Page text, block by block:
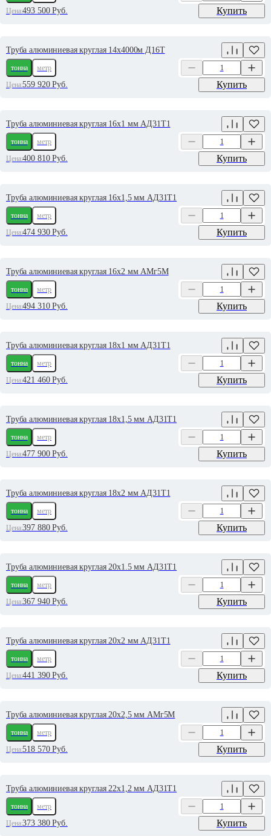
Цена:493 500Руб. Купить
Труба алюминиевая круглая 14х4000м Д16Т
тонна
метр
Цена:559 920Руб. Купить
Труба алюминиевая круглая 16х1 мм АД31Т1
тонна
метр
Цена:400 810Руб. Купить
Труба алюминиевая круглая 16х1,5 мм АД31Т1
тонна
метр
Цена:474 930Руб. Купить
Труба алюминиевая круглая 16х2 мм АМг5М
тонна
метр
Цена:494 310Руб. Купить
Труба алюминиевая круглая 18х1 мм АД31Т1
тонна
метр
Цена:421 460Руб. Купить
Труба алюминиевая круглая 18х1,5 мм АД31Т1
тонна
метр
Цена:477 900Руб. Купить
Труба алюминиевая круглая 18х2 мм АД31Т1
тонна
метр
Цена:397 880Руб. Купить
Труба алюминиевая круглая 20х1.5 мм АД31Т1
тонна
метр
Цена:367 940Руб. Купить
Труба алюминиевая круглая 20х2 мм АД31Т1
тонна
метр
Цена:441 390Руб. Купить
Труба алюминиевая круглая 20х2,5 мм АМг5М
тонна
метр
Цена:518 570Руб. Купить
Труба алюминиевая круглая 22х1,2 мм АД31Т1
тонна
метр
Цена:373 380Руб. Купить